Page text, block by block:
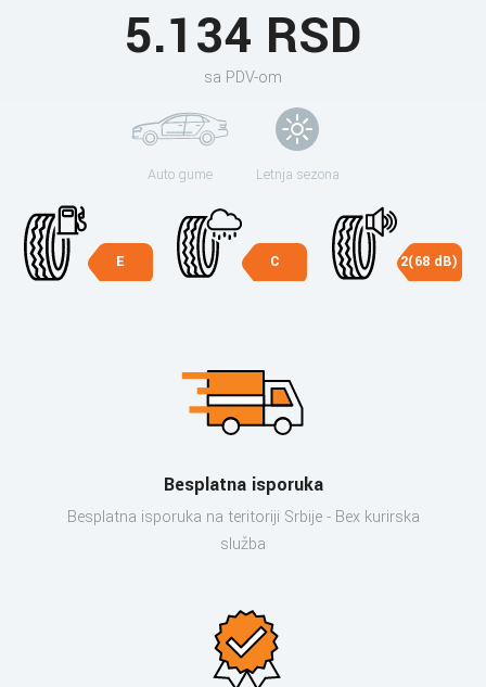
5.134 RSD
sa PDV-om
Auto gume Letnja sezona
E C 2(68 dB)
Besplatna isporuka
Besplatna isporuka na teritoriji Srbije - Bex kurirska
služba